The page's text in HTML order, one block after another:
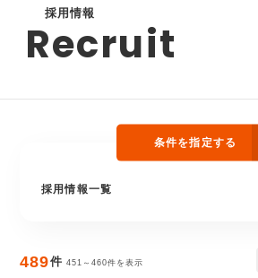
採用情報
Recruit
条件を指定する
採用情報一覧
489件 451～460件を表示